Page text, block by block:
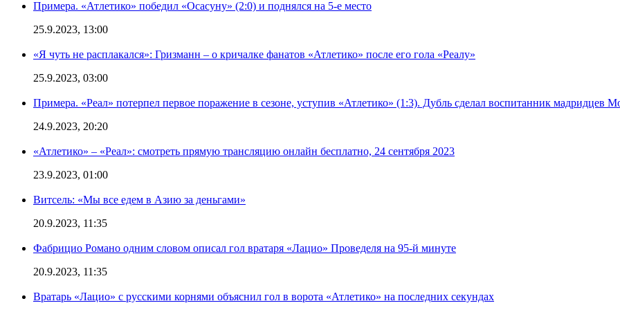
Примера. «Атлетико» победил «Осасуну» (2:0) и поднялся на 5-е место
25.9.2023, 13:00
«Я чуть не расплакался»: Гризманн – о кричалке фанатов «Атлетико» после его гола «Реалу»
25.9.2023, 03:00
Примера. «Реал» потерпел первое поражение в сезоне, уступив «Атлетико» (1:3). Дубль сделал воспитанник мадридцев
24.9.2023, 20:20
«Атлетико» – «Реал»: смотреть прямую трансляцию онлайн бесплатно, 24 сентября 2023
23.9.2023, 01:00
Витсель: «Мы все едем в Азию за деньгами»
20.9.2023, 11:35
Фабрицио Романо одним словом описал гол вратаря «Лацио» Проведеля на 95-й минуте
20.9.2023, 11:35
Вратарь «Лацио» с русскими корнями объяснил гол в ворота «Атлетико» на последних секундах